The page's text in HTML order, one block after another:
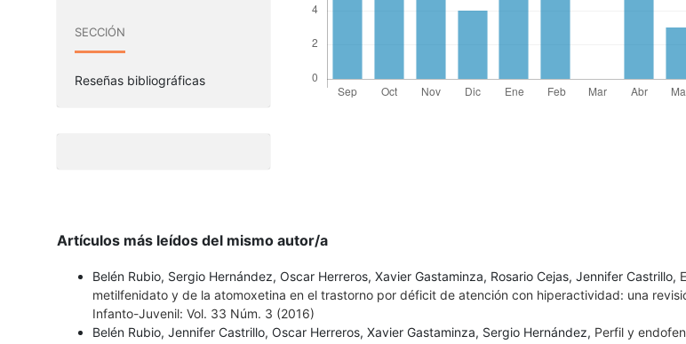
SECCIÓN
Reseñas bibliográficas
Artículos más leídos del mismo autor/a
Belén Rubio, Sergio Hernández, Oscar Herreros, Xavier Gastaminza, Rosario Cejas, Jennifer Castrillo,
metilfenidato y de la atomoxetina en el trastorno por déficit de atención con hiperactividad: una
Infanto-Juvenil: Vol. 33 Núm. 3 (2016)
Belén Rubio, Jennifer Castrillo, Oscar Herreros, Xavier Gastaminza, Sergio Hernández, Perfil y